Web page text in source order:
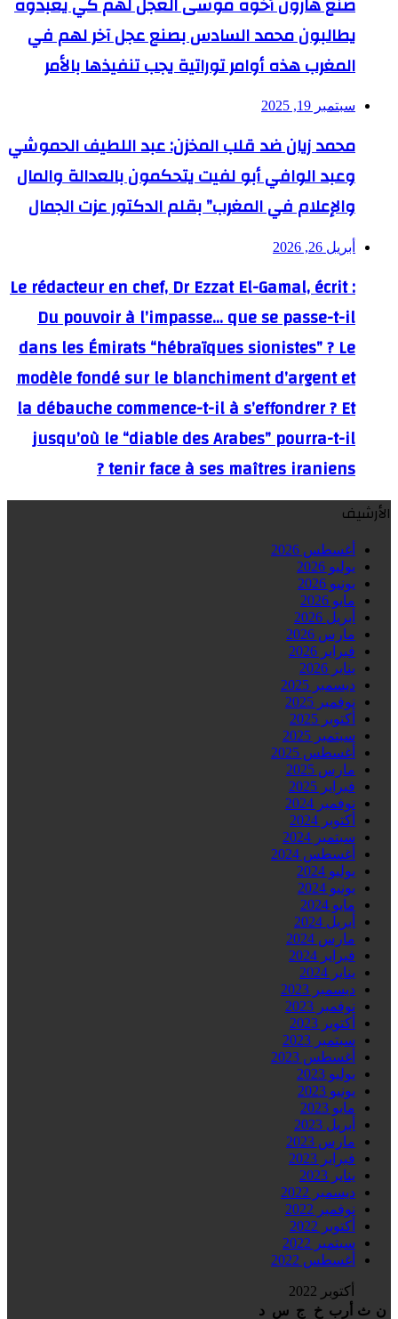
يطالبون محمد السادس بصنع عجل آخر لهم في
المغرب هذه أوامر توراتية يجب تنفيذها بالأمر
سبتمبر 19, 2025
محمد زيان ضد قلب المخزن: عبد اللطيف الحموشي
وعبد الوافي أبو لفيت يتحكمون بالعدالة والمال
والإعلام في المغرب” بقلم الدكتور عزت الجمال
أبريل 26, 2026
Le rédacteur en chef, Dr Ezzat El-Gamal, écrit :
Du pouvoir à l’impasse… que se passe-t-il
dans les Émirats “hébraïques sionistes” ? Le
modèle fondé sur le blanchiment d’argent et
la débauche commence-t-il à s’effondrer ? Et
jusqu’où le “diable des Arabes” pourra-t-il
tenir face à ses maîtres iraniens ?
الأرشيف
أغسطس 2026
يوليو 2026
يونيو 2026
مايو 2026
أبريل 2026
مارس 2026
فبراير 2026
يناير 2026
ديسمبر 2025
نوفمبر 2025
أكتوبر 2025
سبتمبر 2025
أغسطس 2025
مارس 2025
فبراير 2025
نوفمبر 2024
أكتوبر 2024
سبتمبر 2024
أغسطس 2024
يوليو 2024
يونيو 2024
مايو 2024
أبريل 2024
مارس 2024
فبراير 2024
يناير 2024
ديسمبر 2023
نوفمبر 2023
أكتوبر 2023
سبتمبر 2023
أغسطس 2023
يوليو 2023
يونيو 2023
مايو 2023
أبريل 2023
مارس 2023
فبراير 2023
يناير 2023
ديسمبر 2022
نوفمبر 2022
أكتوبر 2022
سبتمبر 2022
أغسطس 2022
أكتوبر 2022
ن ث أرب خ ج س د